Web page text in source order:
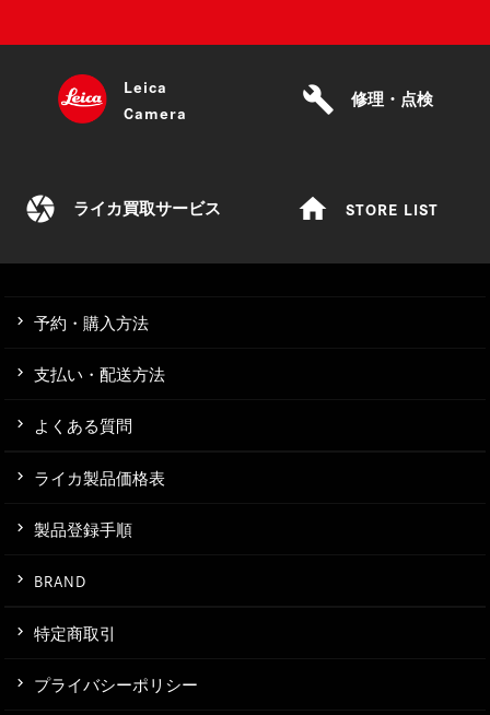
Leica
Camera
build 修理・点検
camera ライカ買取サービス home STORE LIST
予約・購入方法
支払い・配送方法
よくある質問
ライカ製品価格表
製品登録手順
BRAND
特定商取引
プライバシーポリシー